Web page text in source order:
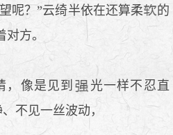
望呢？”云绮半依在还算柔
的
方。
，像是见到
光一样不忍直
不见一丝波动，